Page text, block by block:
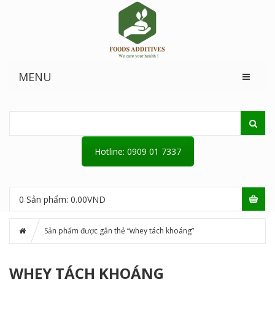
MENU
Hotline: 0909 01 7337
0 Sản phẩm: 0.00VND
Sản phẩm được gắn thẻ “whey tách khoáng”
WHEY TÁCH KHOÁNG